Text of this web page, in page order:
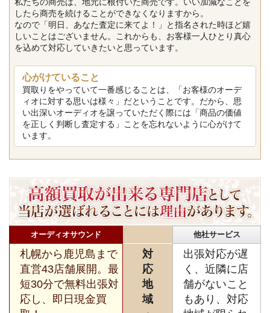
したら商売を続けることができなくなりますから。
なので「明日、あなた査定に来てよ！」と指名された時ほど嬉
しいことはございません。これからも、お客様一人ひとり真心
を込めて対応していきたいと思っています。
心がけていること
買取りをやっていて一番感じることは、「お客様のオーデ
ィオに対する思いは様々」だということです。だから、思
い出深いオーディオを譲っていただく際には「商品の価値
を正しく判断し査定する」ことを忘れないように心がけて
います。
オーディオサウンド 他社サービス
札幌から鹿児島まで
直営43店舗展開。最
短30分で無料出張対
応し、即日現金買
対
応
地
域
出張対応が遅
く、近隣に店
舗がないこと
もあり、対応